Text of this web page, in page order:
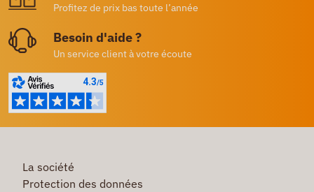
Profitez de prix bas toute l’année
Besoin d'aide ?
Un service client à votre écoute
La société
Protection des données